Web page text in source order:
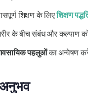
शिक्षण के लिएशिक्षण
के बीच संबंध और कल्याण
पहलुओंका अन्वेषण करें
अनुभव